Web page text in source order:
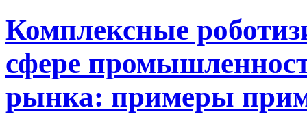
Комплексные
сфере
рынка: примеры